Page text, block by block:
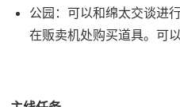
公园：可以和绵太交谈进
在贩卖机处购买道具。可